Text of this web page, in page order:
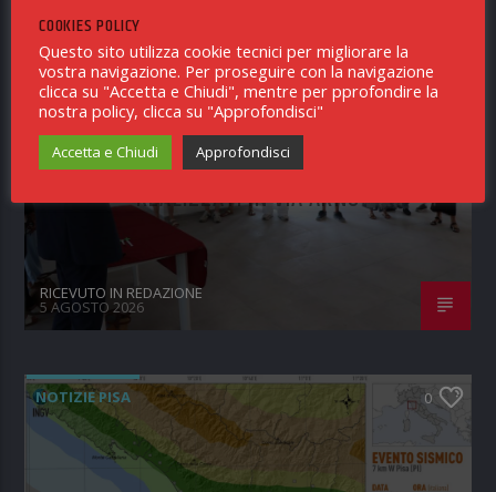
NOTIZIE PISA
COMUNE DI PISA – EDILIZIA
AGEVOLATA: CONSEGNATE LE CHIAVI
DI 12 ALLOGGI A CANONE SOSTENIBILE
REALIZZATI IN VIA ARNO
RICEVUTO IN REDAZIONE
5 AGOSTO 2026
NOTIZIE PISA 0
COOKIES POLICY
Questo sito utilizza cookie tecnici per migliorare la
vostra navigazione. Per proseguire con la navigazione
clicca su "Accetta e Chiudi", mentre per pprofondire la
nostra policy, clicca su "Approfondisci"
Accetta e Chiudi Approfondisci